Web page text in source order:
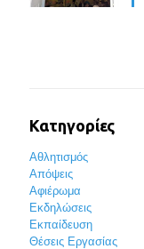
Κατηγορίες
Αθλητισμός
Απόψεις
Αφιέρωμα
Εκδηλώσεις
Εκπαίδευση
Θέσεις Εργασίας